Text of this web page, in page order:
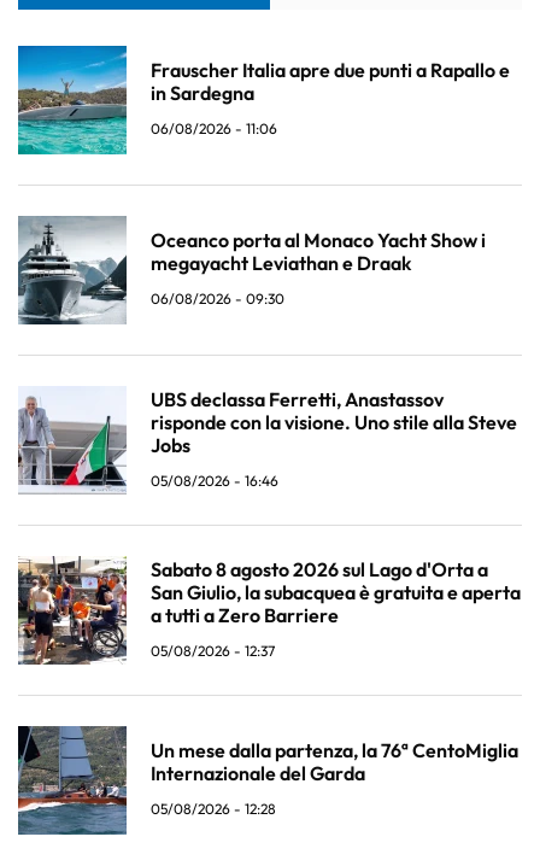
Frauscher Italia apre due punti a Rapallo e
in Sardegna
06/08/2026 - 11:06
Oceanco porta al Monaco Yacht Show i
megayacht Leviathan e Draak
06/08/2026 - 09:30
UBS declassa Ferretti, Anastassov
risponde con la visione. Uno stile alla Steve
Jobs
05/08/2026 - 16:46
Sabato 8 agosto 2026 sul Lago d'Orta a
San Giulio, la subacquea è gratuita e aperta
a tutti a Zero Barriere
05/08/2026 - 12:37
Un mese dalla partenza, la 76ª CentoMiglia
Internazionale del Garda
05/08/2026 - 12:28